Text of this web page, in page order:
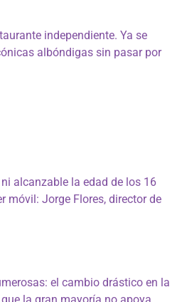
independiente. Ya se
albóndigas sin pasar por
alcanzable la edad de los 16
móvil: Jorge Flores, director de
el cambio drástico en la